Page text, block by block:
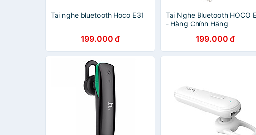
Tai nghe bluetooth Hoco E31
199.000 đ
Tai Nghe Bluetooth HOCO
- Hàng Chính Hãng
199.000 đ